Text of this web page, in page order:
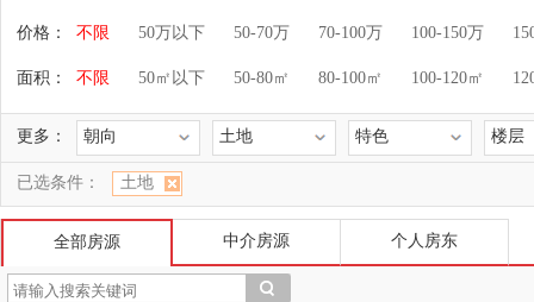
价格： 不限 50万以下 50-70万 70-100万 100-150万
面积： 不限 50㎡以下 50-80㎡ 80-100㎡ 100-120㎡
更多： 朝向 土地 特色 楼层
已选条件： 土地
全部房源 中介房源 个人房东